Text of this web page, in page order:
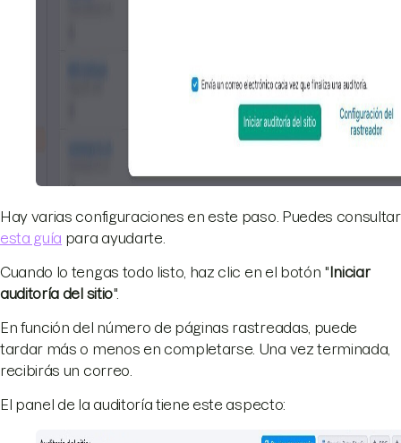
Hay varias configuraciones en este paso. Puedes consultar
esta guía para ayudarte.
Cuando lo tengas todo listo, haz clic en el botón "Iniciar
auditoría del sitio".
En función del número de páginas rastreadas, puede
tardar más o menos en completarse. Una vez terminada,
recibirás un correo.
El panel de la auditoría tiene este aspecto: